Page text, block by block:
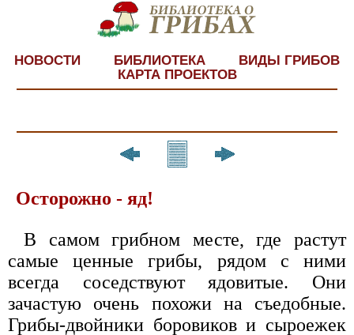
НОВОСТИ БИБЛИОТЕКА
ВИДЫ ГРИБОВ
КАРТА ПРОЕКТОВ
Осторожно - яд!
В самом грибном месте, где растут
самые ценные грибы, рядом с ними
всегда соседствуют ядовитые. Они
зачастую очень похожи на съедобные.
Грибы-двойники боровиков и сыроежек